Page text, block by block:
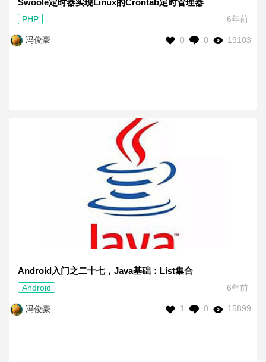
Swoole定时器实现Linux的Crontab定时管理器
PHP 6年前
冯俊豪 19103
0
0
Android入门之二十七，Java基础：List集合
Android 6年前
冯俊豪 15899
0
1